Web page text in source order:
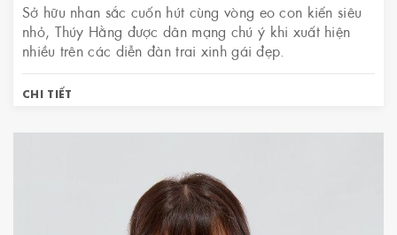
Sở hữu nhan sắc cuốn hút cùng vòng eo con kiến siêu
nhỏ, Thúy Hằng được dân mạng chú ý khi xuất hiện
nhiều trên các diễn đàn trai xinh gái đẹp.
CHI TIẾT